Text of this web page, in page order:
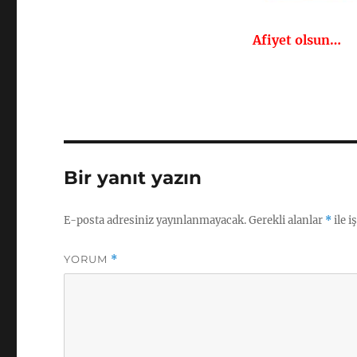
Afiyet olsun…
Bir yanıt yazın
E-posta adresiniz yayınlanmayacak.Gerekli alanlar *ile
YORUM *